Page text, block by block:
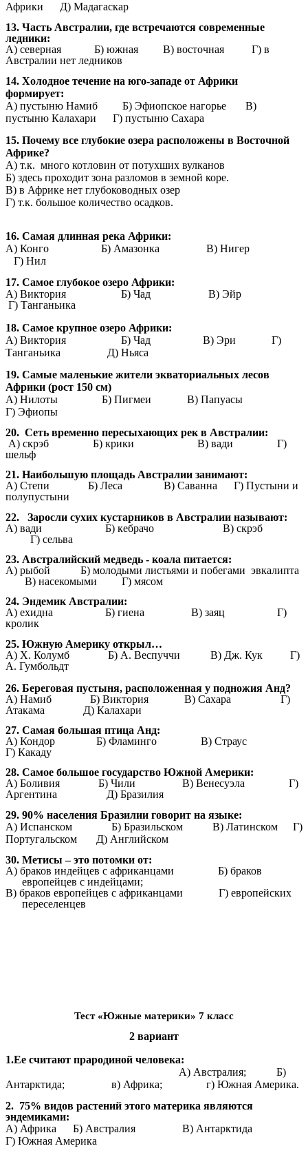
Африки Д) Мадагаскар
13. Часть Австралии, где встречаются современные
ледники:
А) северная Б) южная В) восточная Г) в
Австралии нет ледников
14. Холодное течение на юго-западе от Африки
формирует:
А) пустыню Намиб Б) Эфиопское нагорье В)
пустыню Калахари Г) пустыню Сахара
15. Почему все глубокие озера расположены в Восточной
Африке?
А) т.к. много котловин от потухших вулканов
Б) здесь проходит зона разломов в земной коре.
В) в Африке нет глубоководных озер
Г) т.к. большое количество осадков.
16. Самая длинная река Африки:
А) Конго Б) Амазонка В) Нигер
Г) Нил
17. Самое глубокое озеро Африки:
А) Виктория Б) Чад В) Эйр
Г) Танганьика
18. Самое крупное озеро Африки:
A) Виктория
Б) Чад В) Эри Г)
Танганьика Д) Ньяса
19. Самые маленькие жители экваториальных лесов
Африки (рост 150 см)
A) Нилоты Б) Пигмеи
В) Папуасы
Г) Эфиопы
20. Сеть временно пересыхающих рек в Австралии:
А) скрэб Б) крики В) вади Г)
шельф
21. Наибольшую площадь Австралии занимают:
A) Степи Б) Леса В) Саванна Г) Пустыни и
полупустыни
22. Заросли сухих кустарников в Австралии называют:
А) вади Б) кебрачо В) скрэб
Г) сельва
23. Австралийский медведь - коала питается:
А) рыбой Б) молодыми листьями и побегами эвкалипта
В) насекомыми Г) мясом
24. Эндемик Австралии:
A) ехидна
Б) гиена В) заяц Г)
кролик
25. Южную Америку открыл…
А) Х. Колумб
Б) A. Веспуччи В) Дж. Кук Г)
А. Гумбольдт
26. Береговая пустыня, расположенная у подножия Анд?
A) Намиб Б) Виктория В) Сахара Г)
Атакама Д) Калахари
27. Самая большая птица Анд:
A) Кондор Б) Фламинго В) Страус
Г) Какаду
28. Самое большое государство Южной Америки:
A) Боливия Б) Чили В) Венесуэла Г)
Аргентина Д) Бразилия
29. 90% населения Бразилии говорит на языке:
А) Испанском Б) Бразильском В) Латинском Г)
Португальском Д) Английском
30. Метисы – это потомки от:
А) браков индейцев с африканцами Б) браков
европейцев с индейцами;
В) браков европейцев с африканцами Г) европейских
переселенцев
Тест «Южные материки» 7 класс
2 вариант
1.Ее считают прародиной человека:
А) Австралия; Б)
Антарктида; в) Африка; г) Южная Америка.
2. 75% видов растений этого материка являются
эндемиками:
А) Африка Б) Австралия В) Антарктида
Г) Южная Америка